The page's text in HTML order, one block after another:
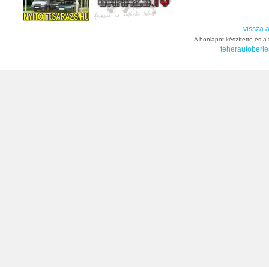
vissza
A honlapot készítette és